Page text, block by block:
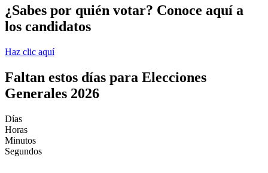
¿Sabes por quién votar? Conoce aquí a
los candidatos
Haz clic aquí
Faltan estos días para Elecciones
Generales 2026
Días
Horas
Minutos
Segundos